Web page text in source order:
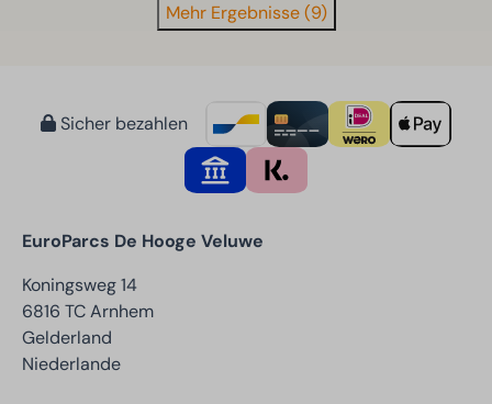
Mehr Ergebnisse (9)
Sicher bezahlen
EuroParcs De Hooge Veluwe
Koningsweg 14
6816 TC Arnhem
Gelderland
Niederlande